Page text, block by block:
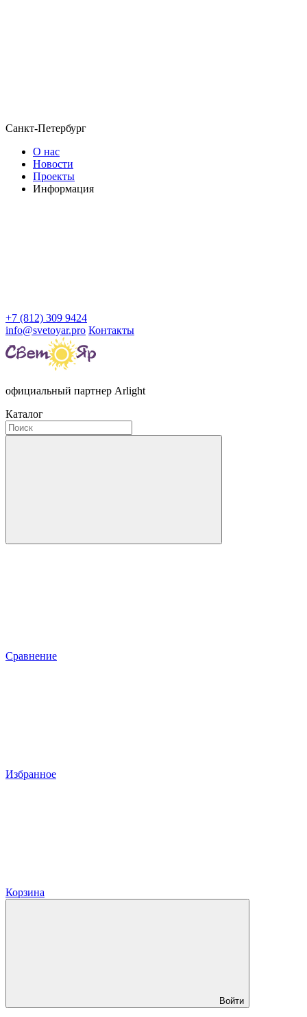
Санкт-Петербург
О нас
Новости
Проекты
Информация
+7 (812) 309 9424
info@svetoyar.pro Контакты
официальный партнер Arlight
Каталог
Сравнение
Избранное
Корзина
Войти